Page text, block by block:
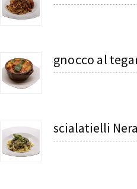
gnocco al
scialatielli